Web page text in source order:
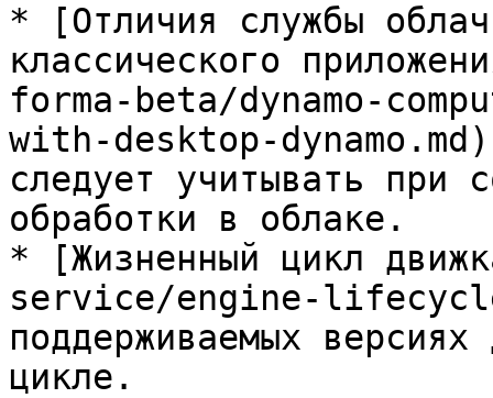
* [Отличия службы
классического
forma-beta/dynamo-
with-desktop-
следует учитывать при
обработки в облаке.
* [Жизненный цикл
service/engine-
поддерживаемых
цикле.